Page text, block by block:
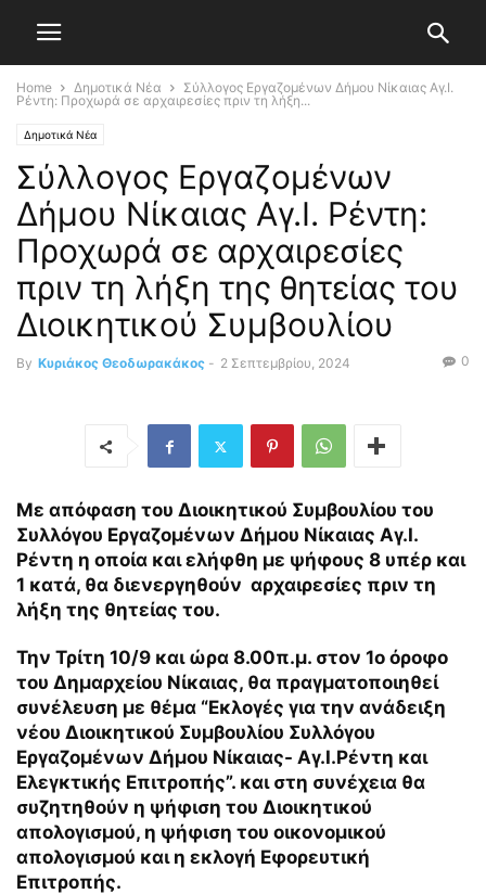
Home Δημοτικά Νέα
Σύλλογος Εργαζομένων Δήμου Νίκαιας Αγ.Ι.
Ρέντη: Προχωρά σε αρχαιρεσίες πριν τη λήξη...
Δημοτικά Νέα
Σύλλογος Εργαζομένων
Δήμου Νίκαιας Αγ.Ι. Ρέντη:
Προχωρά σε αρχαιρεσίες
πριν τη λήξη της θητείας του
Διοικητικού Συμβουλίου
By Κυριάκος Θεοδωρακάκος - 2 Σεπτεμβρίου, 2024 0
Με απόφαση του Διοικητικού Συμβουλίου του
Συλλόγου Εργαζομένων Δήμου Νίκαιας Αγ.Ι.
Ρέντη η οποία και ελήφθη με ψήφους 8 υπέρ και
1 κατά, θα διενεργηθούν αρχαιρεσίες πριν τη
λήξη της θητείας του.
Την Τρίτη 10/9 και ώρα 8.00π.μ. στον 1ο όροφο
του Δημαρχείου Νίκαιας, θα πραγματοποιηθεί
συνέλευση με θέμα “Εκλογές για την ανάδειξη
νέου Διοικητικού Συμβουλίου Συλλόγου
Εργαζομένων Δήμου Νίκαιας- Αγ.Ι.Ρέντη και
Ελεγκτικής Επιτροπής”. και στη συνέχεια θα
συζητηθούν η ψήφιση του Διοικητικού
απολογισμού, η ψήφιση του οικονομικού
απολογισμού και η εκλογή Εφορευτική
Επιτροπής.